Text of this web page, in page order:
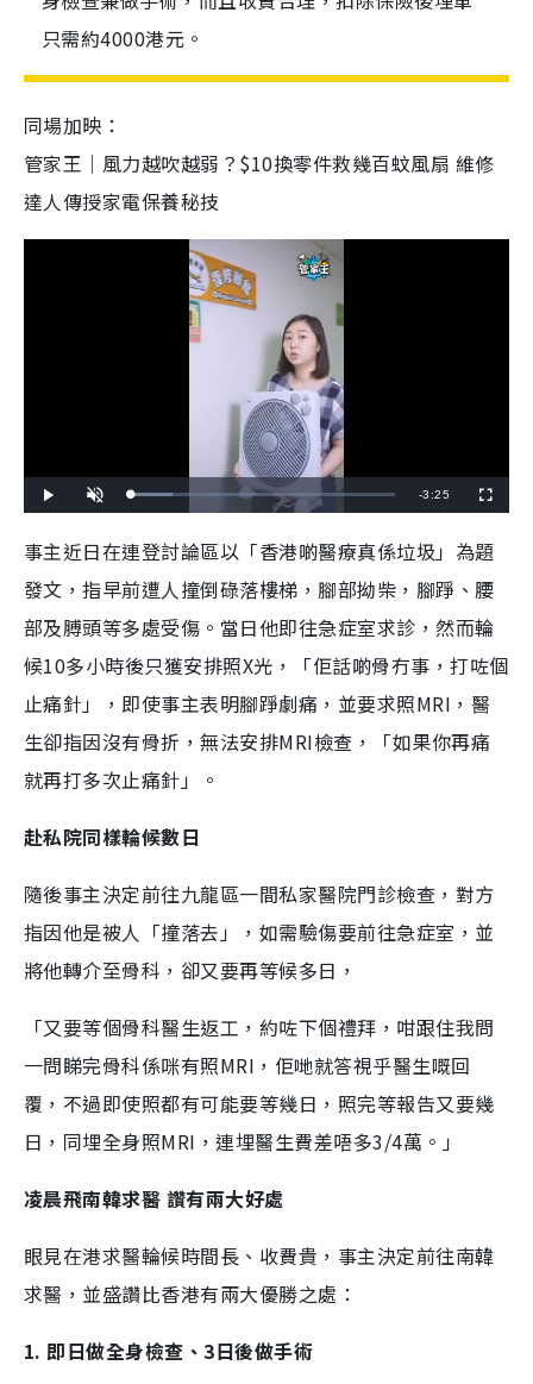
只需約4000港元。
同場加映：
管家王｜風力越吹越弱？$10換零件救幾百蚊風扇 維修
達人傳授家電保養秘技
l
n
t
e
L
o
e
d
1
5
8
0
R
a
n
i
n
m
e
-3:25
u
s
c
e
事主近日在連登討論區以「香港啲醫療真係垃圾」為題
發文，指早前遭人撞倒碌落樓梯，腳部拗柴，腳踭、腰
部及膊頭等多處受傷。當日他即往急症室求診，然而輪
候10多小時後只獲安排照X光，「佢話啲骨冇事，打咗個
止痛針」，即使事主表明腳踭劇痛，並要求照MRI，醫
生卻指因沒有骨折，無法安排MRI檢查，「如果你再痛
就再打多次止痛針」。
赴私院同樣輪候數日
隨後事主決定前往九龍區一間私家醫院門診檢查，對方
指因他是被人「撞落去」，如需驗傷要前往急症室，並
將他轉介至骨科，卻又要再等候多日，
「又要等個骨科醫生返工，約咗下個禮拜，咁跟住我問
一問睇完骨科係咪有照MRI，佢哋就答視乎醫生嘅回
覆，不過即使照都有可能要等幾日，照完等報告又要幾
日，同埋全身照MRI，連埋醫生費差唔多3/4萬。」
凌晨飛南韓求醫 讚有兩大好處
眼見在港求醫輪候時間長、收費貴，事主決定前往南韓
求醫，並盛讚比香港有兩大優勝之處：
1. 即日做全身檢查、3日後做手術